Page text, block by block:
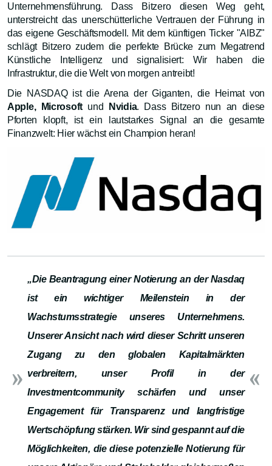
Unternehmensführung. Dass Bitzero diesen Weg geht,
unterstreicht das unerschütterliche Vertrauen der Führung in
das eigene Geschäftsmodell. Mit dem künftigen Ticker "AIBZ"
schlägt Bitzero zudem die perfekte Brücke zum Megatrend
Künstliche Intelligenz und signalisiert: Wir haben die
Infrastruktur, die die Welt von morgen antreibt!
Die NASDAQ ist die Arena der Giganten, die Heimat von
Apple, Microsoftund Nvidia. Dass Bitzero nun an diese
Pforten klopft, ist ein lautstarkes Signal an die gesamte
Finanzwelt: Hier wächst ein Champion heran!
„Die Beantragung einer Notierung an der Nasdaq
ist ein wichtiger Meilenstein in der
Wachstumsstrategie unseres Unternehmens.
Unserer Ansicht nach wird dieser Schritt unseren
Zugang zu den globalen Kapitalmärkten
verbreitern, unser Profil in der
Investmentcommunity schärfen und unser
Engagement für Transparenz und langfristige
Wertschöpfung stärken. Wir sind gespannt auf die
Möglichkeiten, die diese potenzielle Notierung für